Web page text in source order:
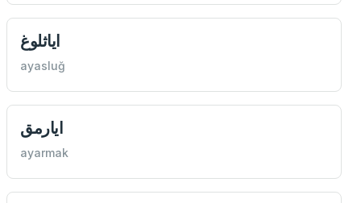
اياثلوغ
ayasluğ
ايارمق
ayarmak